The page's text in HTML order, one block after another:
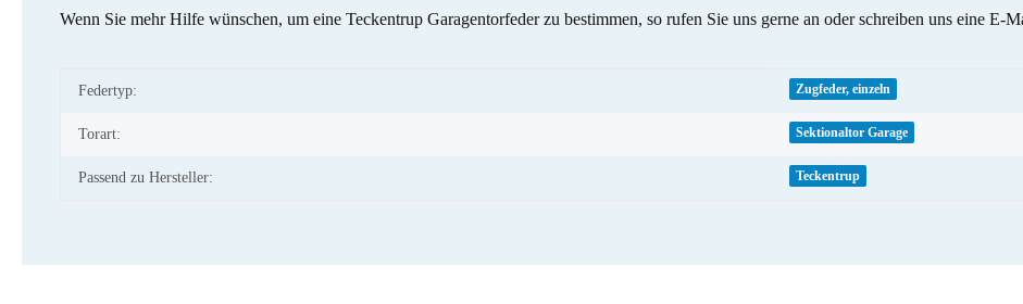
Wenn Sie mehr Hilfe wünschen, um eine Teckentrup Garagentorfeder zu bestimmen, so rufen Sie uns gerne an oder schreiben uns eine E-
Produkteigenschaft
Wert
Federtyp: Zugfeder, einzeln
Torart: Sektionaltor Garage
Passend zu Hersteller: Teckentrup